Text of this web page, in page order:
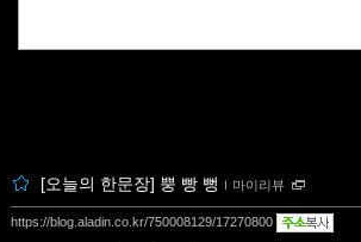
[오늘의 한문장] 뿡 빵 뻥 ｌ 마이리뷰
https://blog.aladin.co.kr/750008129/17270800